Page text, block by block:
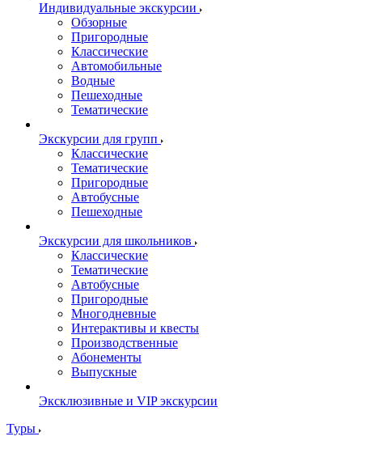
Индивидуальные экскурсии
Обзорные
Пригородные
Классические
Автомобильные
Водные
Пешеходные
Тематические
Экскурсии для групп
Классические
Тематические
Пригородные
Автобусные
Пешеходные
Экскурсии для школьников
Классические
Тематические
Автобусные
Пригородные
Многодневные
Интерактивы и квесты
Производственные
Абонементы
Выпускные
Эксклюзивные и VIP экскурсии
Туры